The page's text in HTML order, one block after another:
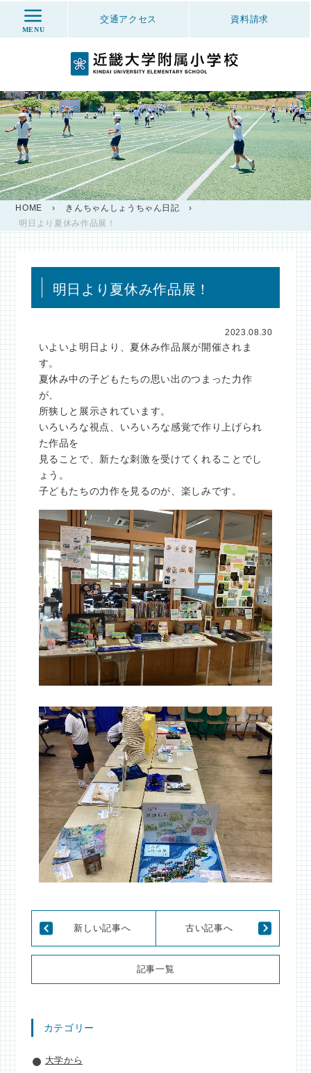
MENU
交通アクセス 資料請求
HOME › きんちゃんしょうちゃん日記
›
明日より夏休み作品展！
明日より夏休み作品展！
2023.08.30
いよいよ明日より、夏休み作品展が開催されま
す。
夏休み中の子どもたちの思い出のつまった力作
が、
所狭しと展示されています。
いろいろな視点、いろいろな感覚で作り上げられ
た作品を
見ることで、新たな刺激を受けてくれることでし
ょう。
子どもたちの力作を見るのが、楽しみです。
新しい記事へ
記事一覧
古い記事へ
カテゴリー
大学から